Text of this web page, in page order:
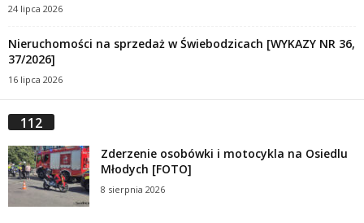
24 lipca 2026
Nieruchomości na sprzedaż w Świebodzicach [WYKAZY NR 36,
37/2026]
16 lipca 2026
112
Zderzenie osobówki i motocykla na Osiedlu
Młodych [FOTO]
8 sierpnia 2026